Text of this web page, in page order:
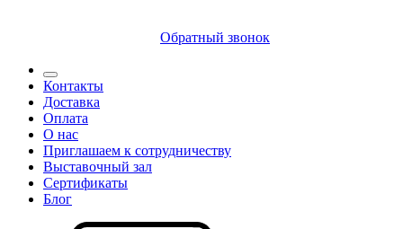
Обратный звонок
Контакты
Доставка
Оплата
О нас
Приглашаем к сотрудничеству
Выставочный зал
Сертификаты
Блог